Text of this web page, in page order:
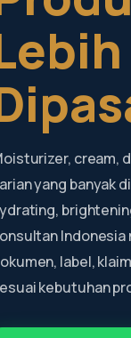
cream,
yang banyak
label,
kebutuhan